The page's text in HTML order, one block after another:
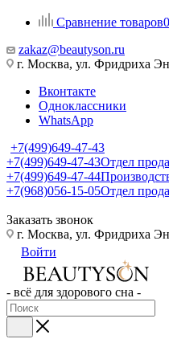
Сравнение товаров0
zakaz@beautyson.ru
г. Москва, ул. Фридриха
Вконтакте
Одноклассники
WhatsApp
+7(499)649-47-43
+7(499)649-47-43Отдел
+7(499)649-47-44
+7(968)056-15-05Отдел
Заказать звонок
г. Москва, ул. Фридриха
Войти
- всё для здорового сна -